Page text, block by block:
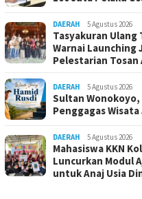
DAERAH 5 Agustus 2026
Tasyakuran Ulang
Warnai Launching
Pelestarian Tosan
DAERAH 5 Agustus 2026
Sultan Wonokoyo,
Penggagas
DAERAH 5 Agustus 2026
Mahasiswa KKN
Luncurkan Modul
untuk Anaj Usia